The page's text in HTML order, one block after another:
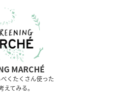
MARCHÉ
くたくさん使った
えてみる。